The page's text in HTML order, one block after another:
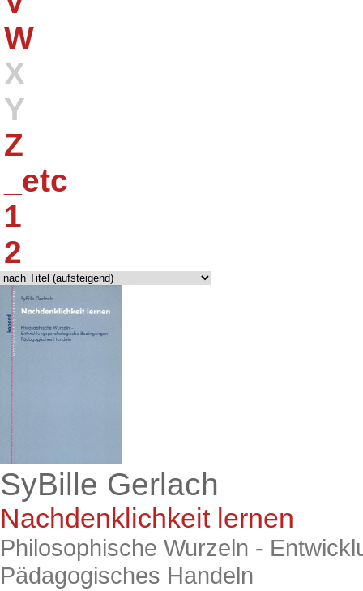
W
X
Y
Z
_etc
1
2
SyBille Gerlach
Nachdenklichkeit lernen
Philosophische Wurzeln -
Pädagogisches Handeln